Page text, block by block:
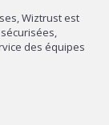
Wiztrust est
des équipes